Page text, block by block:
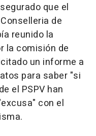
que el
de
reunido la
la comisión de
un informe a
para saber "si
el PSPV han
con el